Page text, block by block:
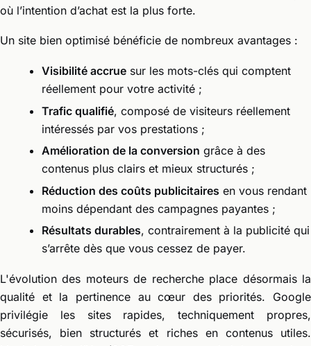
où l’intention d’achat est la plus forte.
Un site bien optimisé bénéficie de nombreux avantages :
Visibilité accrue sur les mots-clés qui comptent
réellement pour votre activité ;
Trafic qualifié, composé de visiteurs réellement
intéressés par vos prestations ;
Amélioration de la conversion grâce à des
contenus plus clairs et mieux structurés ;
Réduction des coûts publicitaires en vous rendant
moins dépendant des campagnes payantes ;
Résultats durables, contrairement à la publicité qui
s’arrête dès que vous cessez de payer.
L'évolution des moteurs de recherche place désormais la
qualité et la pertinence au cœur des priorités. Google
privilégie les sites rapides, techniquement propres,
sécurisés, bien structurés et riches en contenus utiles.